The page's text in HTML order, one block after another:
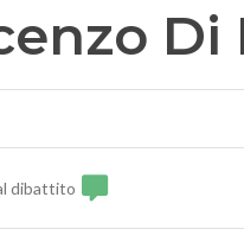
Di
dibattito